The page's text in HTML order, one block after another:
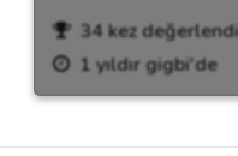
34 kez
1 yıldır gigbi'de